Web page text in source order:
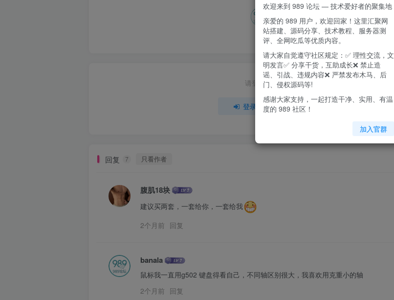
+1 +1
请登录后发表评论
登录 注册
回复 7 只看作者
腹肌18块
建议买两套，一套给你，一套给我
2个月前 回复
banala
鼠标我一直用g502 键盘得看自己，不同轴区别很大，我喜欢用克重小的轴
2个月前 回复
欢迎来到 989 论坛 — 技术爱好者的聚集地
亲爱的 989 用户，欢迎回家！这里汇聚网
站搭建、源码分享、技术教程、服务器测
评、全网吃瓜等优质内容。
请大家自觉遵守社区规定：✅ 理性交流，文
明发言✅ 分享干货，互助成长❌ 禁止造
谣、引战、违规内容❌ 严禁发布木马、后
门、侵权源码等!
感谢大家支持，一起打造干净、实用、有温
度的 989 社区！
加入官群